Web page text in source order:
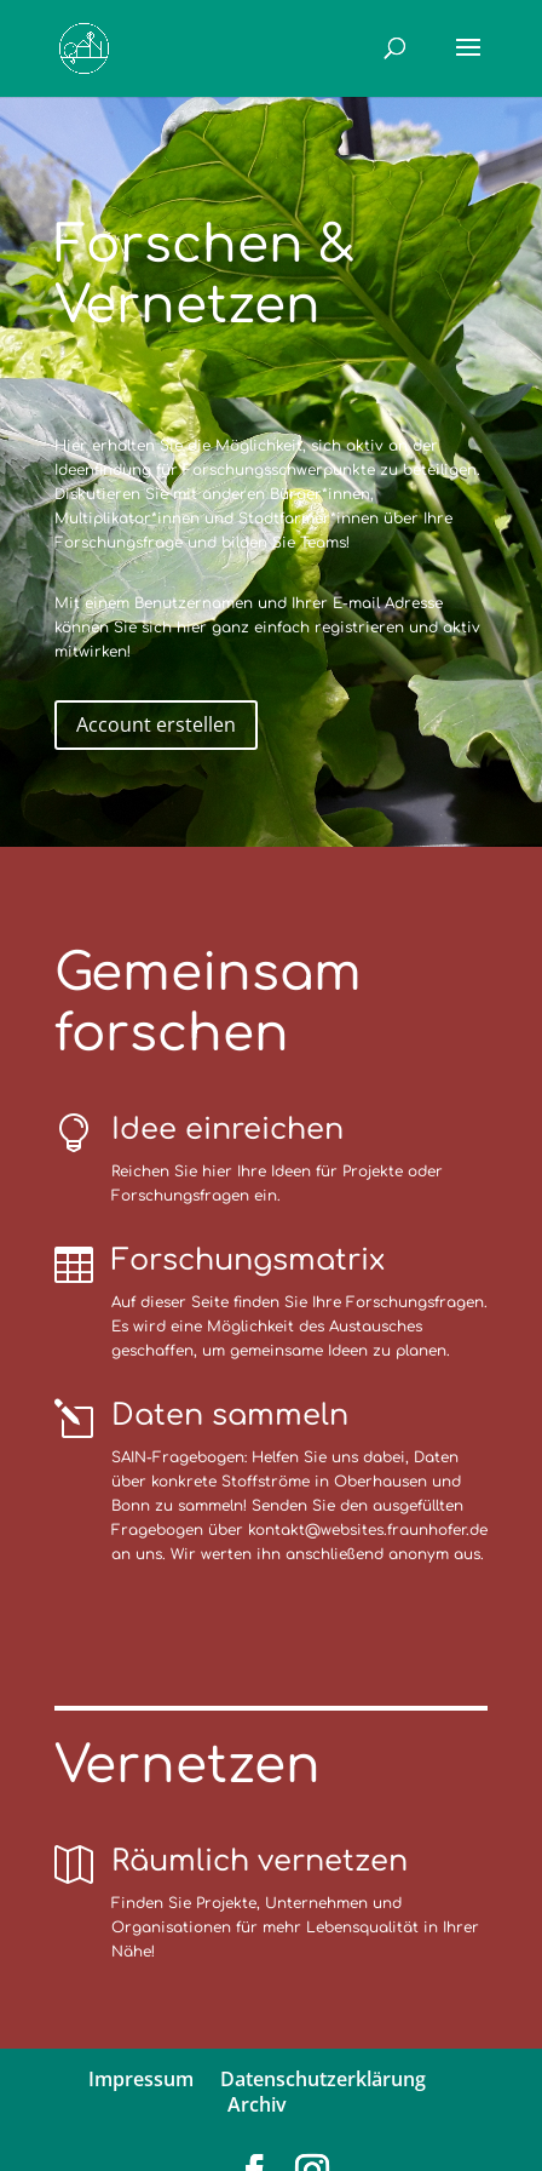
Forschen &
Vernetzen
Hier erhalten Sie die Möglichkeit, sich aktiv an der
Ideenfindung für Forschungsschwerpunkte zu beteiligen.
Diskutieren Sie mit anderen Bürger*innen,
Multiplikator*innen und Stadtfarmer*innen über Ihre
Forschungsfrage und bilden Sie Teams!
Mit einem Benutzernamen und Ihrer E-mail Adresse
können Sie sich hier ganz einfach registrieren und aktiv
mitwirken!
Account erstellen
Gemeinsam
forschen
 Idee einreichen
Reichen Sie hier Ihre Ideen für Projekte oder
Forschungsfragen ein.
 Forschungsmatrix
Auf dieser Seite finden Sie Ihre Forschungsfragen.
Es wird eine Möglichkeit des Austausches
geschaffen, um gemeinsame Ideen zu planen.
l Daten sammeln
SAIN-Fragebogen: Helfen Sie uns dabei, Daten
über konkrete Stoffströme in Oberhausen und
Bonn zu sammeln! Senden Sie den ausgefüllten
Fragebogen über kontakt@websites.fraunhofer.de
an uns. Wir werten ihn anschließend anonym aus.
Vernetzen
 Räumlich vernetzen
Finden Sie Projekte, Unternehmen und
Organisationen für mehr Lebensqualität in Ihrer
Nähe!
Impressum
Datenschutzerklärung
Archiv